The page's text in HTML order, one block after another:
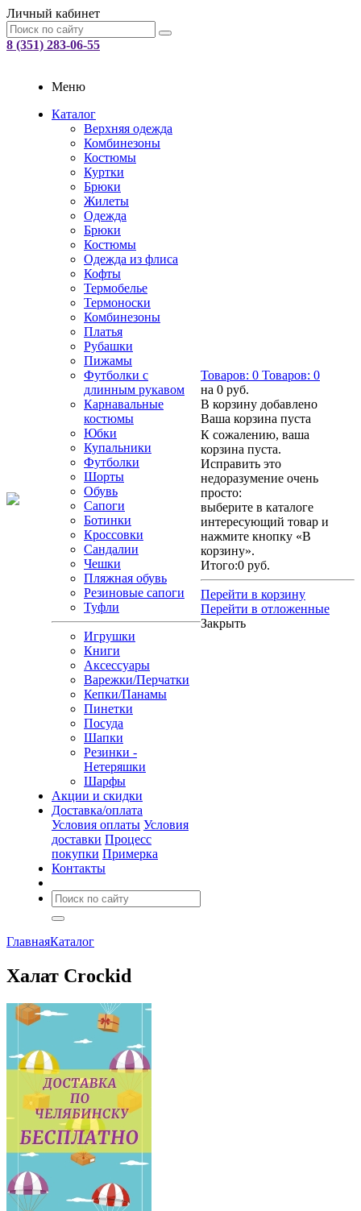
Личный кабинет
8 (351) 283-06-55
Меню
Каталог
Верхняя одежда
Комбинезоны
Костюмы
Куртки
Брюки
Жилеты
Одежда
Брюки
Костюмы
Одежда из флиса
Кофты
Термобелье
Термоноски
Комбинезоны
Платья
Рубашки
Пижамы
Футболки с
длинным рукавом
Карнавальные
костюмы
Юбки
Купальники
Футболки
Шорты
Обувь
Сапоги
Ботинки
Кроссовки
Сандалии
Чешки
Пляжная обувь
Резиновые сапоги
Туфли
Игрушки
Книги
Аксессуары
Варежки/Перчатки
Кепки/Панамы
Пинетки
Посуда
Шапки
Резинки -
Нетеряшки
Шарфы
Акции и скидки
Доставка/оплата
Условия оплаты Условия
доставки Процесс
покупки Примерка
Контакты
Товаров: 0 Товаров: 0
на 0 руб.
В корзину добавлено
Ваша корзина пуста
К сожалению, ваша
корзина пуста.
Исправить это
недоразумение очень
просто:
выберите в каталоге
интересующий товар и
нажмите кнопку «В
корзину».
Итого:0 руб.
Перейти в корзину
Перейти в отложенные
Закрыть
ГлавнаяКаталог
Халат Crockid